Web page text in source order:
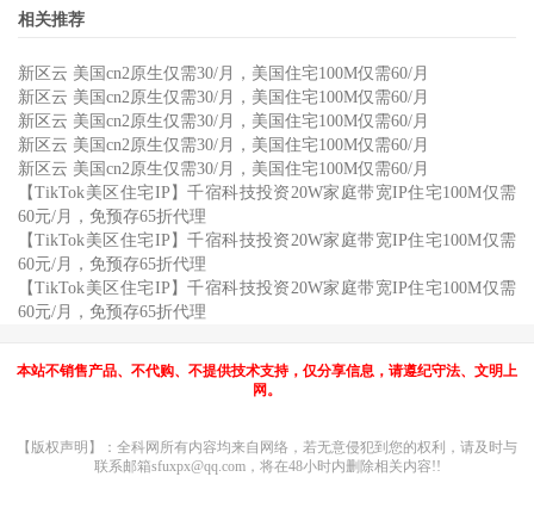
相关推荐
新区云 美国cn2原生仅需30/月，美国住宅100M仅需60/月
新区云 美国cn2原生仅需30/月，美国住宅100M仅需60/月
新区云 美国cn2原生仅需30/月，美国住宅100M仅需60/月
新区云 美国cn2原生仅需30/月，美国住宅100M仅需60/月
新区云 美国cn2原生仅需30/月，美国住宅100M仅需60/月
【TikTok美区住宅IP】千宿科技投资20W家庭带宽IP住宅100M仅需
60元/月，免预存65折代理
【TikTok美区住宅IP】千宿科技投资20W家庭带宽IP住宅100M仅需
60元/月，免预存65折代理
【TikTok美区住宅IP】千宿科技投资20W家庭带宽IP住宅100M仅需
60元/月，免预存65折代理
本站不销售产品、不代购、不提供技术支持，仅分享信息，请遵纪守法、文明上
网。
【版权声明】：全科网所有内容均来自网络，若无意侵犯到您的权利，请及时与
联系邮箱sfuxpx@qq.com，将在48小时内删除相关内容!!